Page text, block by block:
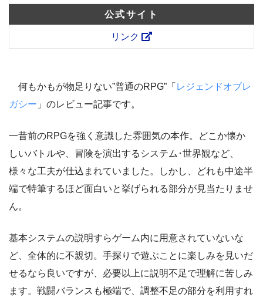
公式サイト
リンク
何もかもが物足りない”普通のRPG” 「 レジェンドオブレ
ガシー 」のレビュー記事です。
一昔前のRPGを強く意識した雰囲気の本作。どこか懐か
しいバトルや、冒険を演出するシステム･世界観など、
様々な工夫が仕込まれていました。しかし、どれも中途半
端で特筆するほど面白いと挙げられる部分が見当たりませ
ん。
基本システムの説明すらゲーム内に用意されていないな
ど、全体的に不親切。手探りで遊ぶことに楽しみを見いだ
せるなら良いですが、必要以上に説明不足で理解に苦しみ
ます。戦闘バランスも極端で、調整不足の部分を利用すれ